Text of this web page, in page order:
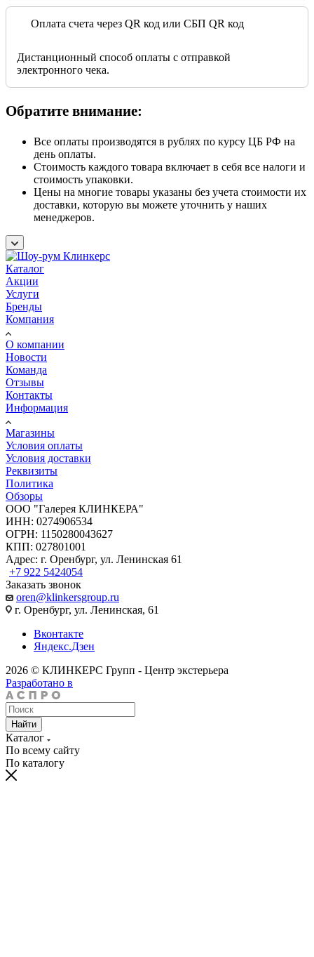
Оплата счета через QR код или СБП QR код
Дистанционный способ оплаты с отправкой
электронного чека.
Обратите внимание:
Все оплаты производятся в рублях по курсу ЦБ РФ на
день оплаты.
Стоимость каждого товара включает в себя все налоги и
стоимость упаковки.
Цены на многие товары указаны без учета стоимости их
доставки, которую вы можете уточнить у наших
менеджеров.
Каталог
Акции
Услуги
Бренды
Компания
О компании
Новости
Команда
Отзывы
Контакты
Информация
Магазины
Условия оплаты
Условия доставки
Реквизиты
Политика
Обзоры
ООО "Галерея КЛИНКЕРА"
ИНН: 0274906534
ОГРН: 1150280043627
КПП: 027801001
Адрес: г. Оренбург, ул. Ленинская 61
+7 922 5424054
Заказать звонок
oren@klinkersgroup.ru
г. Оренбург, ул. Ленинская, 61
Вконтакте
Яндекс.Дзен
2026 © КЛИНКЕРС Групп - Центр экстерьера
Разработано в
Найти
Каталог
По всему сайту
По каталогу